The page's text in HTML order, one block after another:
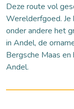
Deze route vol
Werelderfgoed.
onder andere het
in Andel, de
Bergsche Maas
Andel.